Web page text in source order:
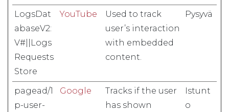
LogsDat
abaseV2:
V#||Logs
Requests
Store
YouTube
Used to track
user’s interaction
with embedded
content.
Pysyvä
pagead/1
p-user-
Google
Tracks if the user
has shown
Istunt
o